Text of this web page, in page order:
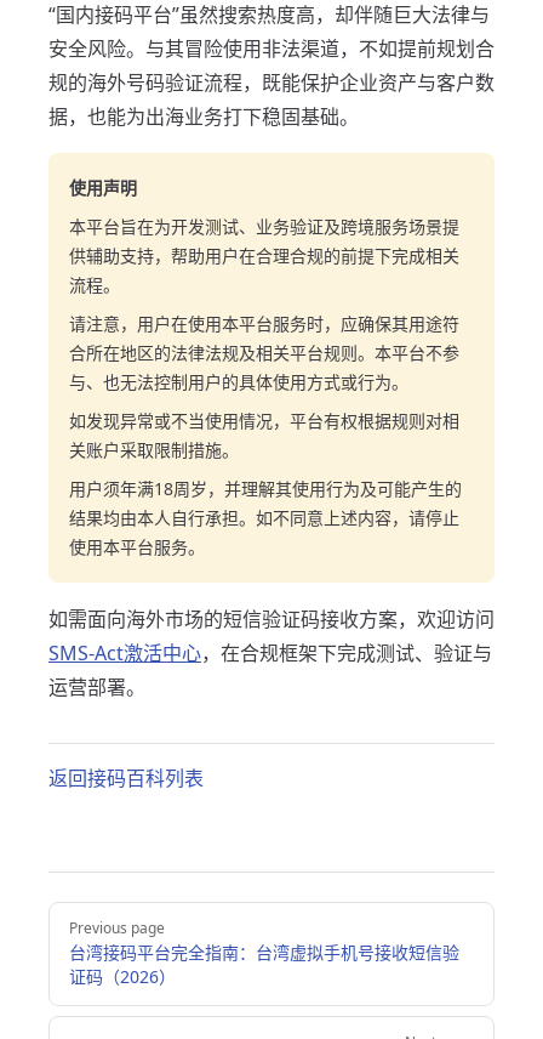
“国内接码平台”虽然搜索热度高，却伴随巨大法律与
安全风险。与其冒险使用非法渠道，不如提前规划合
规的海外号码验证流程，既能保护企业资产与客户数
据，也能为出海业务打下稳固基础。
使用声明
本平台旨在为开发测试、业务验证及跨境服务场景提
供辅助支持，帮助用户在合理合规的前提下完成相关
流程。
请注意，用户在使用本平台服务时，应确保其用途符
合所在地区的法律法规及相关平台规则。本平台不参
与、也无法控制用户的具体使用方式或行为。
如发现异常或不当使用情况，平台有权根据规则对相
关账户采取限制措施。
用户须年满18周岁，并理解其使用行为及可能产生的
结果均由本人自行承担。如不同意上述内容，请停止
使用本平台服务。
如需面向海外市场的短信验证码接收方案，欢迎访问
SMS-Act激活中心，在合规框架下完成测试、验证与
运营部署。
返回接码百科列表
Pager
Previous page
台湾接码平台完全指南：台湾虚拟手机号接收短信验
证码（2026）